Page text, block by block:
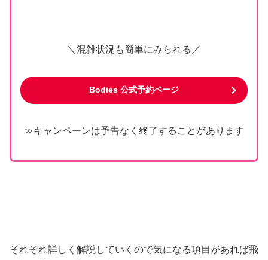
＼混雑状況も簡単にみられる／
Bodies 公式予約ページ
≫キャンペーンは予告なく終了することがあります
それぞれ詳しく解説していくので気になる項目があれば飛